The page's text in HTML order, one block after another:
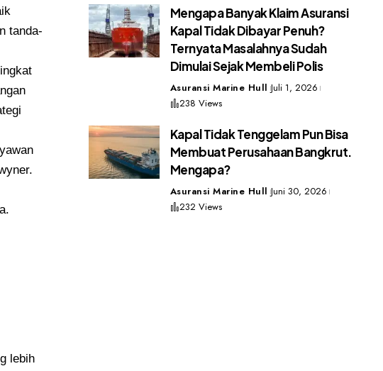
tanda-
lebih
Mengapa Banyak Klaim Asuransi
Kapal Tidak Dibayar Penuh?
Ternyata Masalahnya Sudah
Dimulai Sejak Membeli Polis
Asuransi Marine Hull Juli 1, 2026
238 Views
Kapal Tidak Tenggelam Pun Bisa
Membuat Perusahaan Bangkrut.
Mengapa?
Asuransi Marine Hull Juni 30, 2026
232 Views